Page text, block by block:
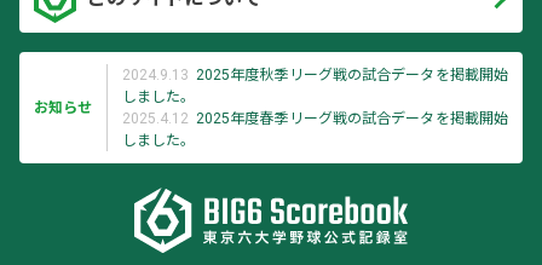
お知らせ
2024.9.13 2025年度秋季リーグ戦の試合データを掲載開始
しました。
2025.4.12 2025年度春季リーグ戦の試合データを掲載開始
しました。